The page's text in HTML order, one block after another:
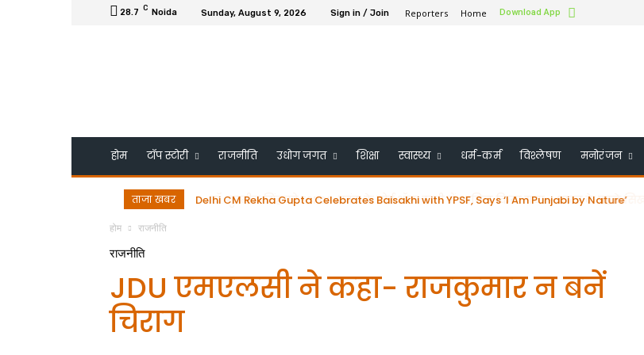
28.7 C Noida Sunday, August 9, 2026 Sign in / Join Reporters Home Download App
होम टॉप स्टोरी राजनीति उधोग जगत शिक्षा स्वास्थ्य धर्म-कर्म विश्लेषण मनोरंजन
ताजा खबर डॉ. गुरमीत सिंह को ESRDS-फ्रांस के बोर्ड ऑफ ट्रस्टी में शामिल किया गया – भारत के पहले सिख बने
होम राजनीति
राजनीति
JDU एमएलसी ने कहा- राजकुमार न बनें
चिराग